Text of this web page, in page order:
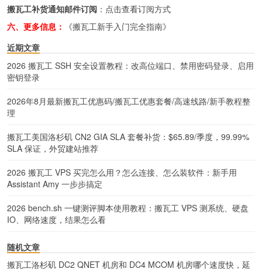
搬瓦工补货通知邮件订阅 ： 点击查看订阅方式
六、更多信息：
《搬瓦工新手入门完全指南》
近期文章
2026 搬瓦工 SSH 安全设置教程：改高位端口、禁用密码登录、启用
密钥登录
2026年8月最新搬瓦工优惠码/搬瓦工优惠套餐/高速线路/新手教程整
理
搬瓦工美国洛杉矶 CN2 GIA SLA 套餐补货：$65.89/季度，99.99%
SLA 保证，外贸建站推荐
2026 搬瓦工 VPS 买完怎么用？怎么连接、怎么装软件：新手用
Assistant Amy 一步步搞定
2026 bench.sh 一键测评脚本使用教程：搬瓦工 VPS 测系统、硬盘
IO、网络速度，结果怎么看
随机文章
搬瓦工洛杉矶 DC2 QNET 机房和 DC4 MCOM 机房哪个速度快，延